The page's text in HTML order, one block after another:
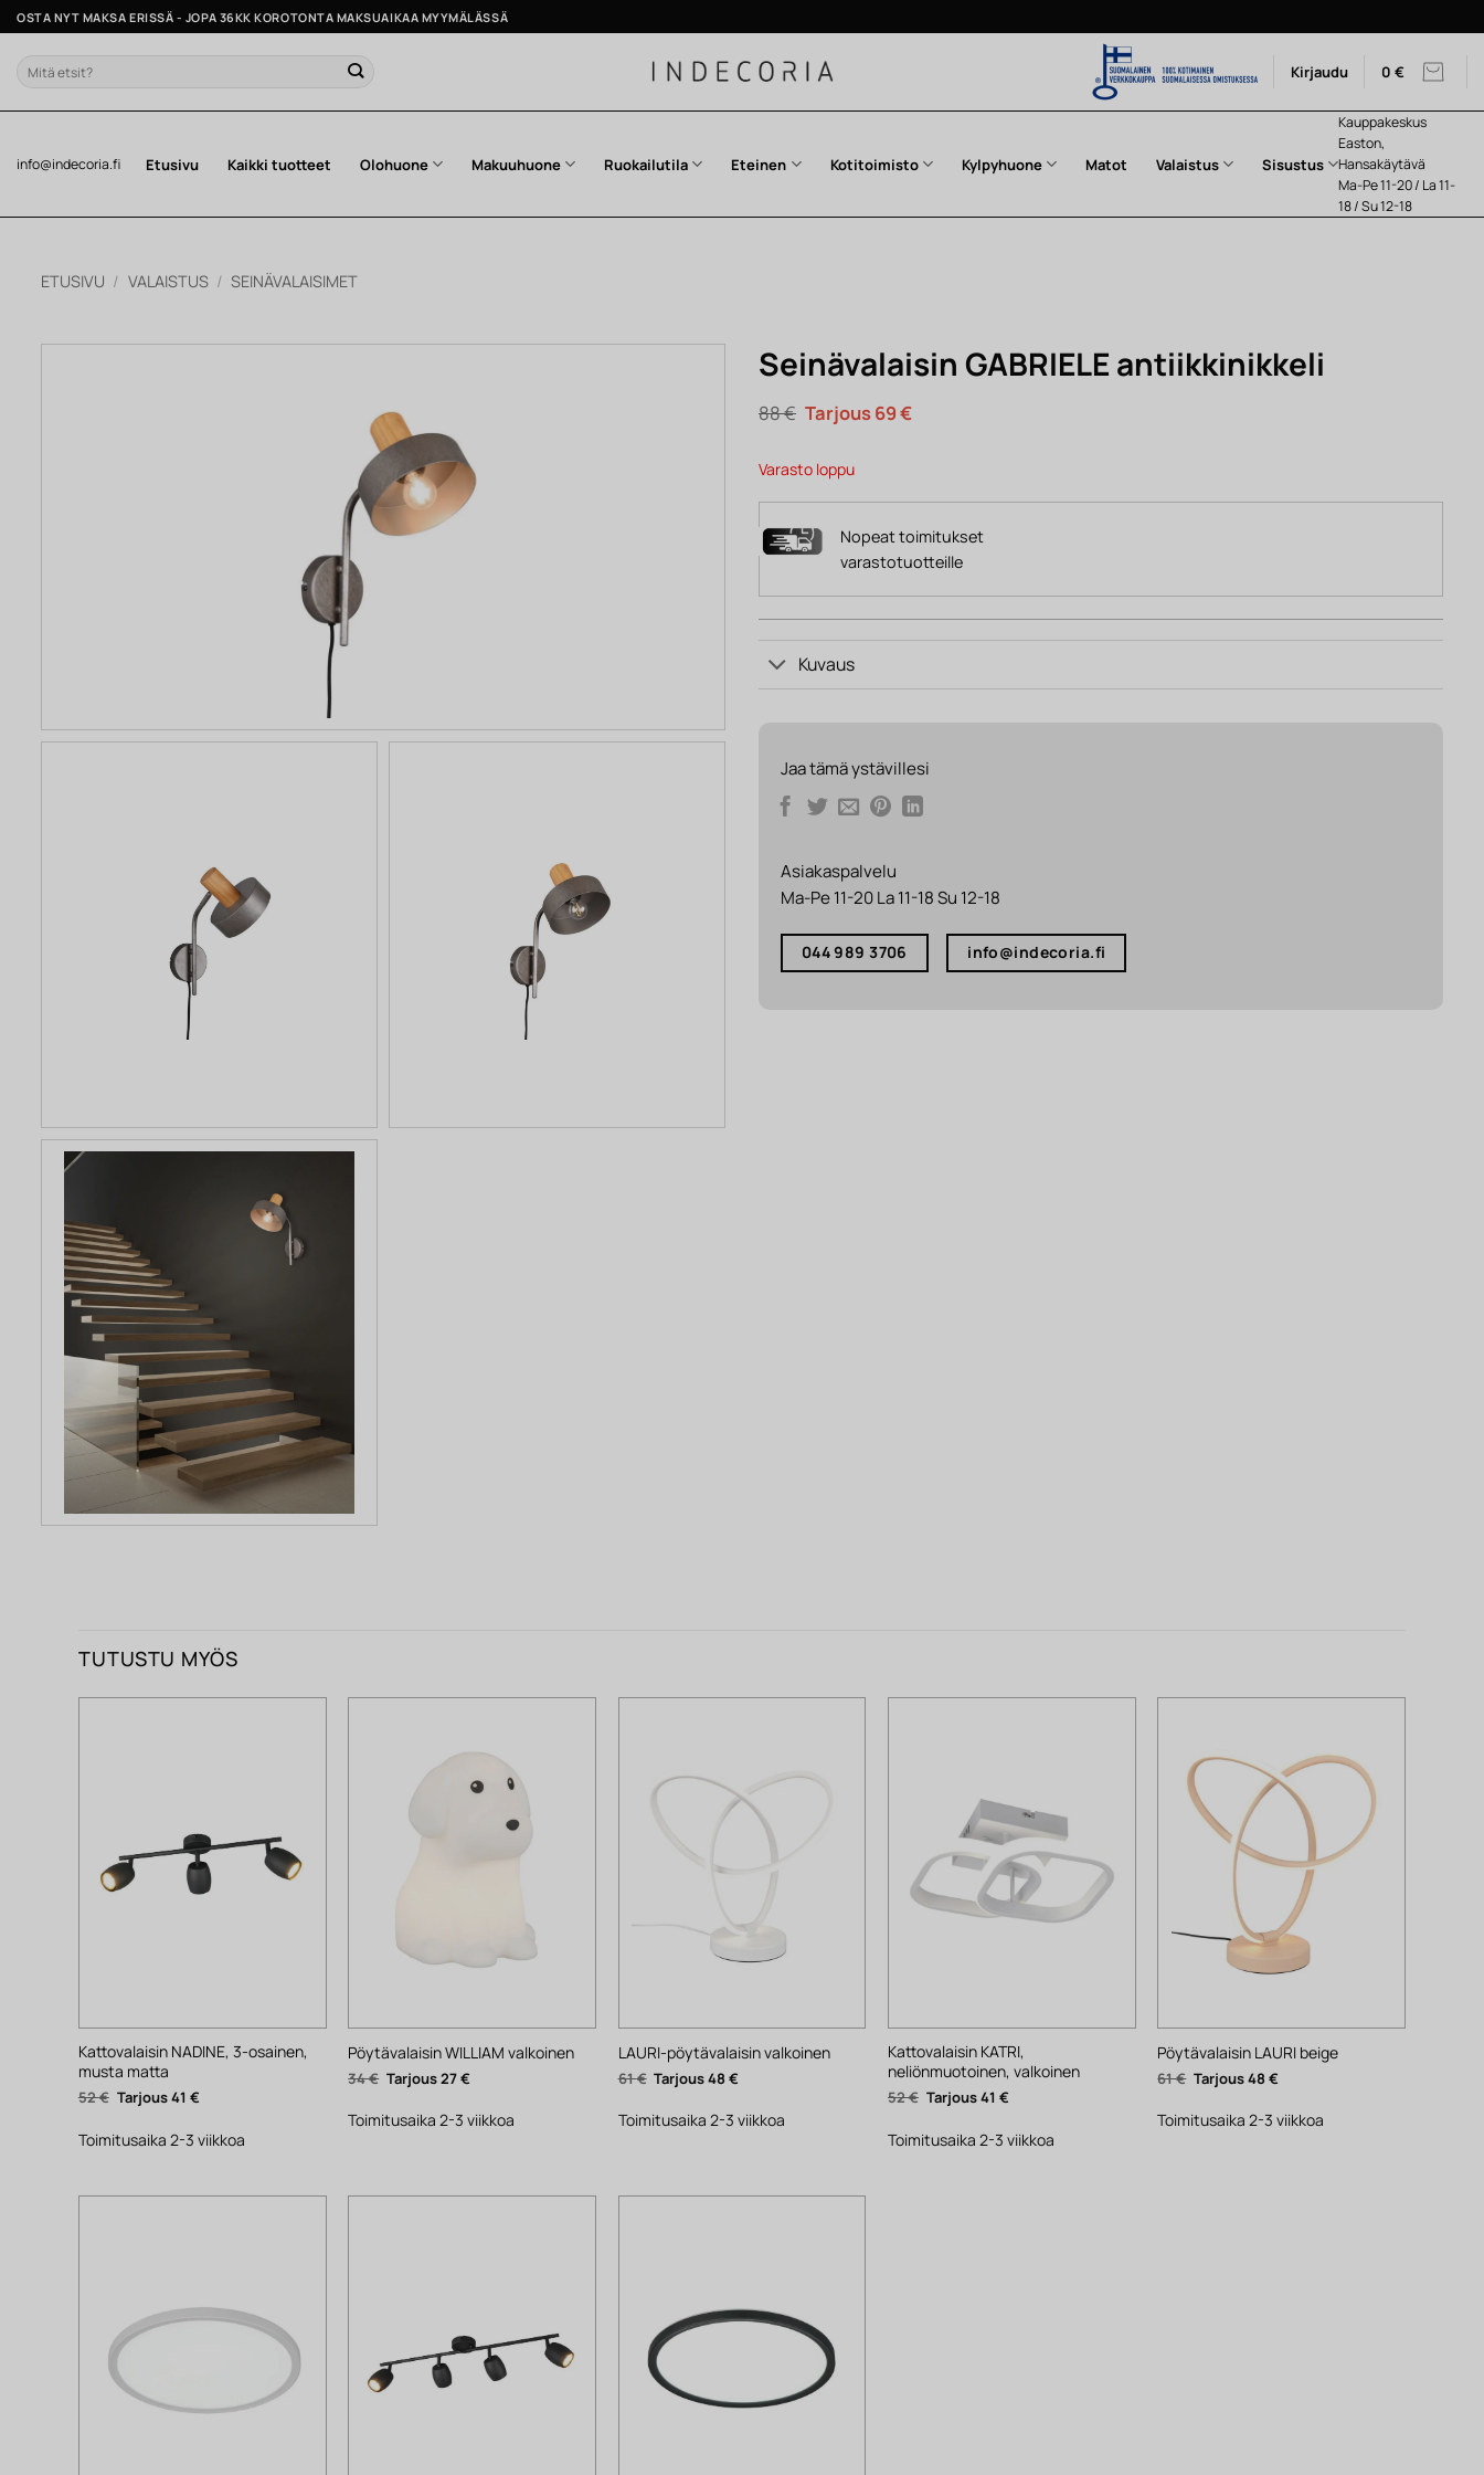
Skip
to
content
OSTA NYT MAKSA ERISSÄ - JOPA 36KK KOROTONTA MAKSUAIKAA MYYMÄLÄSSÄ
Etsi: Kirjaudu 0 €
info@indecoria.fi Etusivu Kaikki tuotteet Olohuone Makuuhuone Ruokailutila Eteinen Kotitoimisto Kylpyhuone Matot Valaistus Sisustus
Kauppakeskus
Easton,
Hansakäytävä
Ma-Pe 11-20 / La 11-
18 / Su 12-18
ETUSIVU / VALAISTUS / SEINÄVALAISIMET
Seinävalaisin GABRIELE antiikkinikkeli
88€ Alkuperäinen
hinta
88 €.
69€Nykyinen
Varasto loppu
Nopeat toimitukset
varastotuotteille
Kuvaus
Jaa tämä ystävillesi
Asiakaspalvelu
Ma-Pe 11-20 La 11-18 Su 12-18
044 989 3706 info@indecoria.fi
TUTUSTU MYÖS
Kattovalaisin NADINE, 3-osainen,
musta matta
52€ Alkuperäinen
hinta
52 €.
41 €Nykyinen
41 €.
Toimitusaika 2-3 viikkoa
Pöytävalaisin WILLIAM valkoinen
34€ Alkuperäinen
hinta
34 €.
27€
27 €.
Toimitusaika 2-3 viikkoa
LAURI-pöytävalaisin valkoinen
61€ Alkuperäinen
hinta
61 €.
48€
48 €.
Toimitusaika 2-3 viikkoa
Kattovalaisin KATRI,
neliönmuotoinen, valkoinen
52€ Alkuperäinen
hinta
52 €.
41 €Nykyinen
41 €.
Toimitusaika 2-3 viikkoa
Pöytävalaisin LAURI beige
61€ Alkuperäinen
hinta
61 €.
48€
48 €.
Toimitusaika 2-3 viikkoa